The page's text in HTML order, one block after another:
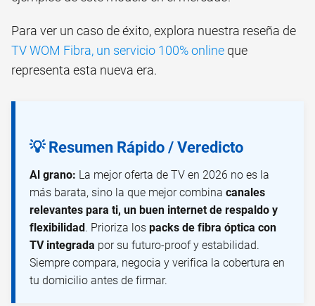
Para ver un caso de éxito, explora nuestra reseña de
TV WOM Fibra, un servicio 100% online que
representa esta nueva era.
💡 Resumen Rápido / Veredicto
Al grano: La mejor oferta de TV en 2026 no es la
más barata, sino la que mejor combina canales
relevantes para ti, un buen internet de respaldo y
flexibilidad. Prioriza los packs de fibra óptica con
TV integrada por su futuro-proof y estabilidad.
Siempre compara, negocia y verifica la cobertura en
tu domicilio antes de firmar.